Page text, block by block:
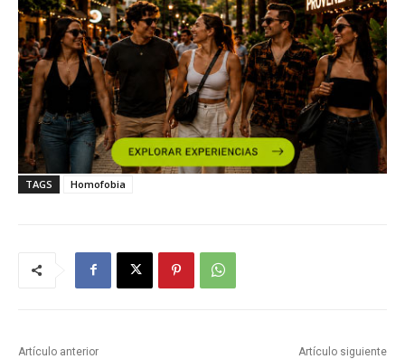
TAGS Homofobia
Artículo anterior Artículo siguiente